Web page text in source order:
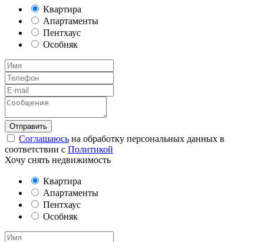
Квартира
Апартаменты
Пентхаус
Особняк
Соглашаюсь на обработку персональных данных в
соответствии с Политикой
Хочу снять недвижимость
Квартира
Апартаменты
Пентхаус
Особняк